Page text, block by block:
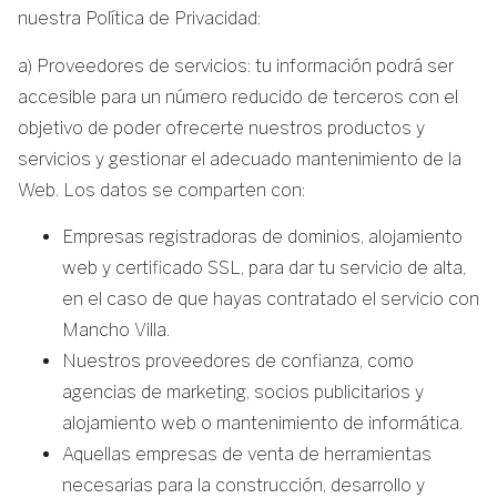
nuestra Política de Privacidad:
a) Proveedores de servicios: tu información podrá ser
accesible para un número reducido de terceros con el
objetivo de poder ofrecerte nuestros productos y
servicios y gestionar el adecuado mantenimiento de la
Web. Los datos se comparten con:
Empresas registradoras de dominios, alojamiento
web y certificado SSL, para dar tu servicio de alta,
en el caso de que hayas contratado el servicio con
Mancho Villa.
Nuestros proveedores de confianza, como
agencias de marketing, socios publicitarios y
alojamiento web o mantenimiento de informática.
Aquellas empresas de venta de herramientas
necesarias para la construcción, desarrollo y